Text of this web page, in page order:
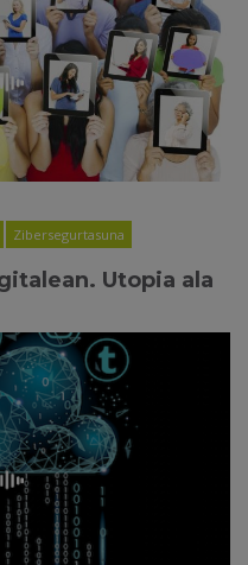
Zibersegurtasuna
Utopia ala